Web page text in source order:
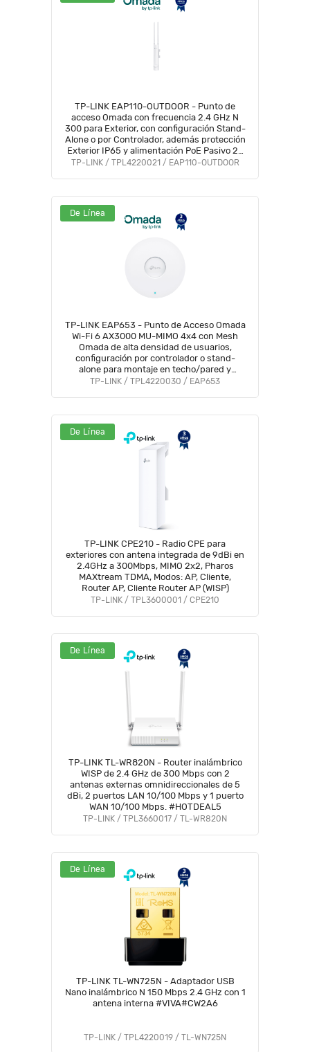
TP-LINK EAP110-OUTDOOR - Punto de
acceso Omada con frecuencia 2.4 GHz N
300 para Exterior, con configuración Stand-
Alone o por Controlador, además protección
Exterior IP65 y alimentación PoE Pasivo 24
Vcc.
TP-LINK / TPL4220021 / EAP110-OUTDOOR
De Línea
TP-LINK EAP653 - Punto de Acceso Omada
Wi-Fi 6 AX3000 MU-MIMO 4x4 con Mesh
Omada de alta densidad de usuarios,
configuración por controlador o stand-
alone para montaje en techo/pared y
alimentación PoE+.
TP-LINK / TPL4220030 / EAP653
De Línea
TP-LINK CPE210 - Radio CPE para
exteriores con antena integrada de 9dBi en
2.4GHz a 300Mbps, MIMO 2x2, Pharos
MAXtream TDMA, Modos: AP, Cliente,
Router AP, Cliente Router AP (WISP)
TP-LINK / TPL3600001 / CPE210
De Línea
TP-LINK TL-WR820N - Router inalámbrico
WISP de 2.4 GHz de 300 Mbps con 2
antenas externas omnidireccionales de 5
dBi, 2 puertos LAN 10/100 Mbps y 1 puerto
WAN 10/100 Mbps. #HOTDEAL5
TP-LINK / TPL3660017 / TL-WR820N
De Línea
TP-LINK TL-WN725N - Adaptador USB
Nano inalámbrico N 150 Mbps 2.4 GHz con 1
antena interna #VIVA#CW2A6
TP-LINK / TPL4220019 / TL-WN725N